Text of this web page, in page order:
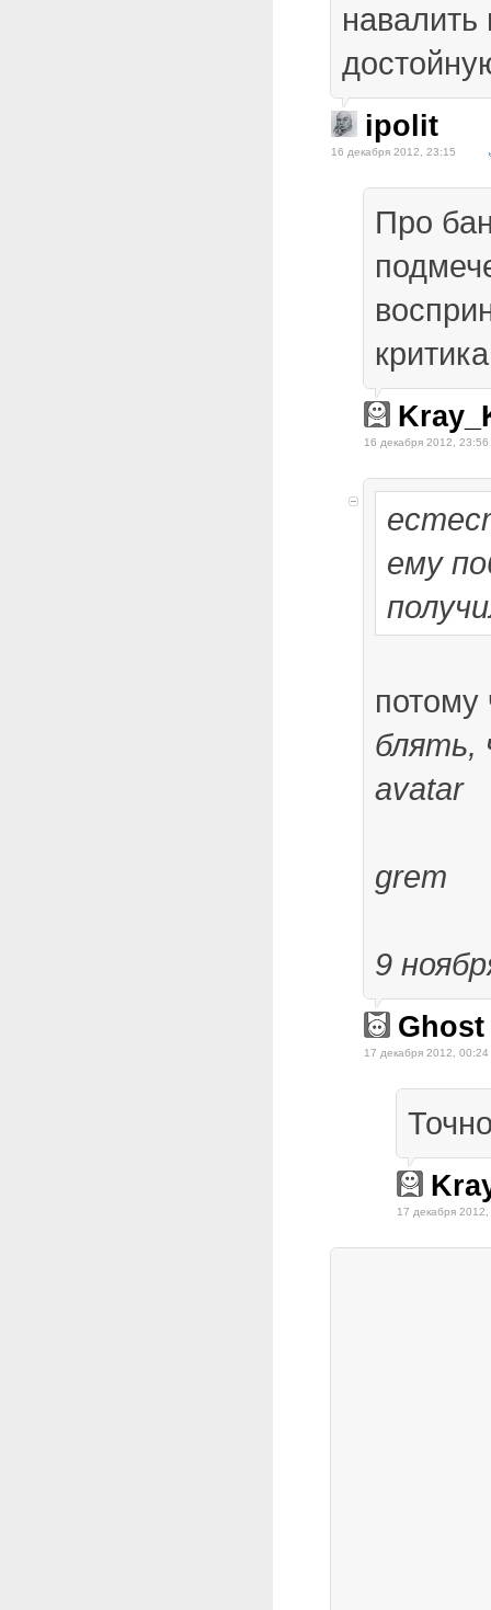
навалить
ipolit
16 декабря 2012, 23:15
Про
16 декабря 2012, 23:56
ему
потому
блять,
avatar
grem
9
Ghost
17 декабря 2012, 00:24
17 декабря